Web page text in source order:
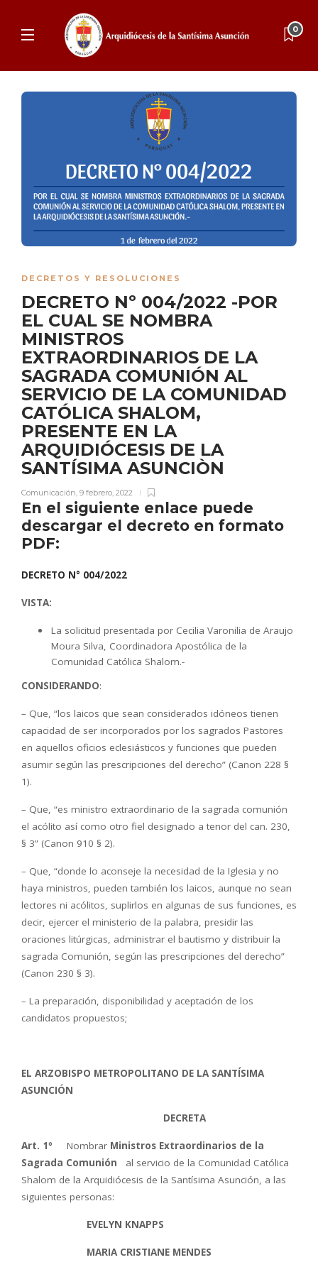
0
DECRETOS Y RESOLUCIONES
DECRETO Nº 004/2022 -POR
EL CUAL SE NOMBRA
MINISTROS
EXTRAORDINARIOS DE LA
SAGRADA COMUNIÓN AL
SERVICIO DE LA COMUNIDAD
CATÓLICA SHALOM,
PRESENTE EN LA
ARQUIDIÓCESIS DE LA
SANTÍSIMA ASUNCIÒN
Comunicación, 9 febrero, 2022
En el siguiente enlace puede
descargar el decreto en formato
PDF:
DECRETO N° 004/2022
VISTA:
La solicitud presentada por Cecilia Varonilia de Araujo
Moura Silva, Coordinadora Apostólica de la
Comunidad Católica Shalom.-
CONSIDERANDO:
– Que, “los laicos que sean considerados idóneos tienen
capacidad de ser incorporados por los sagrados Pastores
en aquellos oficios eclesiásticos y funciones que pueden
asumir según las prescripciones del derecho” (Canon 228 §
1).
– Que, “es ministro extraordinario de la sagrada comunión
el acólito así como otro fiel designado a tenor del can. 230,
§ 3” (Canon 910 § 2).
– Que, “donde lo aconseje la necesidad de la Iglesia y no
haya ministros, pueden también los laicos, aunque no sean
lectores ni acólitos, suplirlos en algunas de sus funciones, es
decir, ejercer el ministerio de la palabra, presidir las
oraciones litúrgicas, administrar el bautismo y distribuir la
sagrada Comunión, según las prescripciones del derecho”
(Canon 230 § 3).
– La preparación, disponibilidad y aceptación de los
candidatos propuestos;
EL ARZOBISPO METROPOLITANO DE LA SANTÍSIMA
ASUNCIÓN
DECRETA
Art. 1º Nombrar Ministros Extraordinarios de la
Sagrada Comunión
al servicio de la Comunidad Católica
Shalom de la Arquidiócesis de la Santísima Asunción, a las
siguientes personas:
EVELYN KNAPPS
MARIA CRISTIANE MENDES